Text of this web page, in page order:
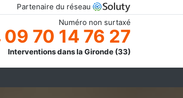
Partenaire du réseau
Numéro non surtaxé
09 70 14 76 27
Interventions dans la Gironde (33)